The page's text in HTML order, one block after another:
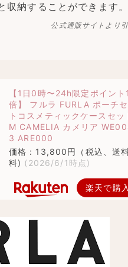
納することができます。
公式通販サイトより
【1日0時〜24h限定ポイント
倍】 フルラ FURLA ポーチセ
トコスメティックケースセッ
M CAMELIA カメリア
3 ARE000
価格：13,800円（税込、送
料) (2026/6/1時点)
楽天で購入